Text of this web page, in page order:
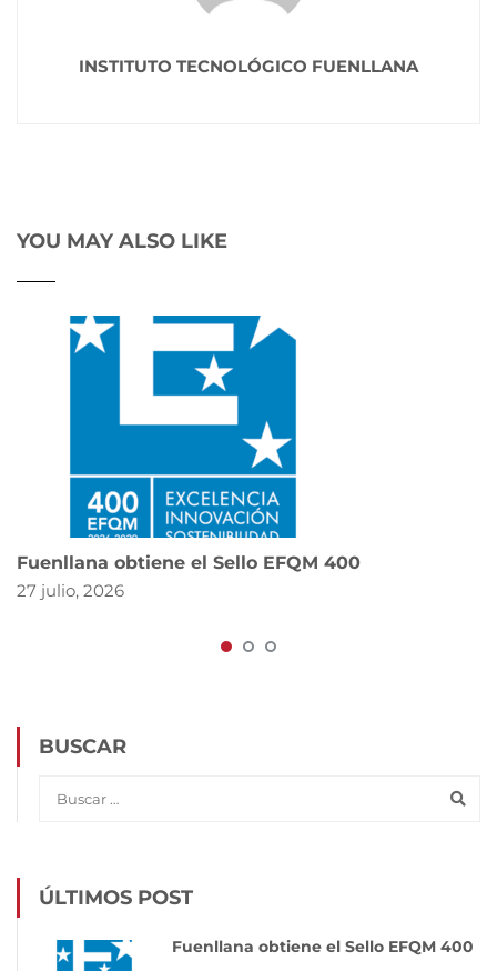
INSTITUTO TECNOLÓGICO FUENLLANA
YOU MAY ALSO LIKE
Fuenllana obtiene el Sello EFQM 400
27 julio, 2026
BUSCAR
ÚLTIMOS POST
Fuenllana obtiene el Sello EFQM 400